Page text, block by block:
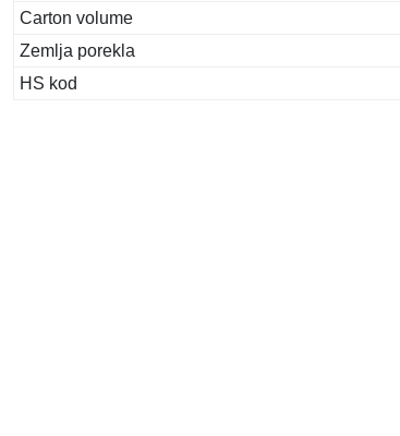
Carton volume
Zemlja porekla
HS kod